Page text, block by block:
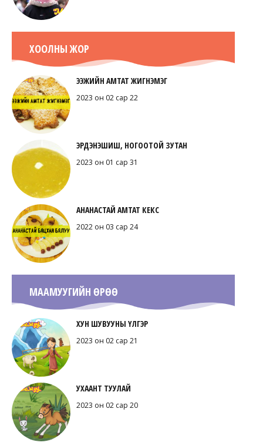
ХООЛНЫ ЖОР
ЭЭЖИЙН АМТАТ ЖИГНЭМЭГ
2023 он 02 сар 22
ЭРДЭНЭШИШ, НОГООТОЙ ЗУТАН
2023 он 01 сар 31
АНАНАСТАЙ АМТАТ КЕКС
2022 он 03 сар 24
МААМУУГИЙН ӨРӨӨ
ХУН ШУВУУНЫ ҮЛГЭР
2023 он 02 сар 21
УХААНТ ТУУЛАЙ
2023 он 02 сар 20